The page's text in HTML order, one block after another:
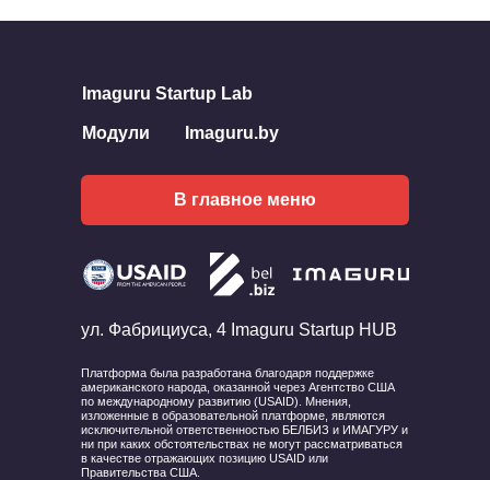
Imaguru Startup Lab
Модули Imaguru.by
ул. Фабрициуса, 4 Imaguru Startup HUB
Платформа была разработана благодаря поддержке
американского народа, оказанной через Агентство США
по международному развитию (USAID). Мнения,
изложенные в образовательной платформе, являются
исключительной ответственностью БЕЛБИЗ и ИМАГУРУ и
ни при каких обстоятельствах не могут рассматриваться
в качестве отражающих позицию USAID или
Правительства США.
В главное меню